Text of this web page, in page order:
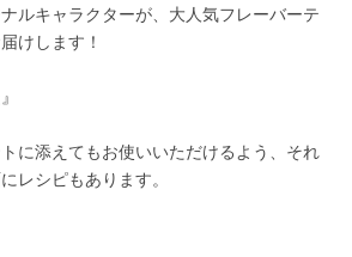
ルキャラクターが、大人気フレーバーテ
けします！
に添えてもお使いいただけるよう、それ
レシピもあります。